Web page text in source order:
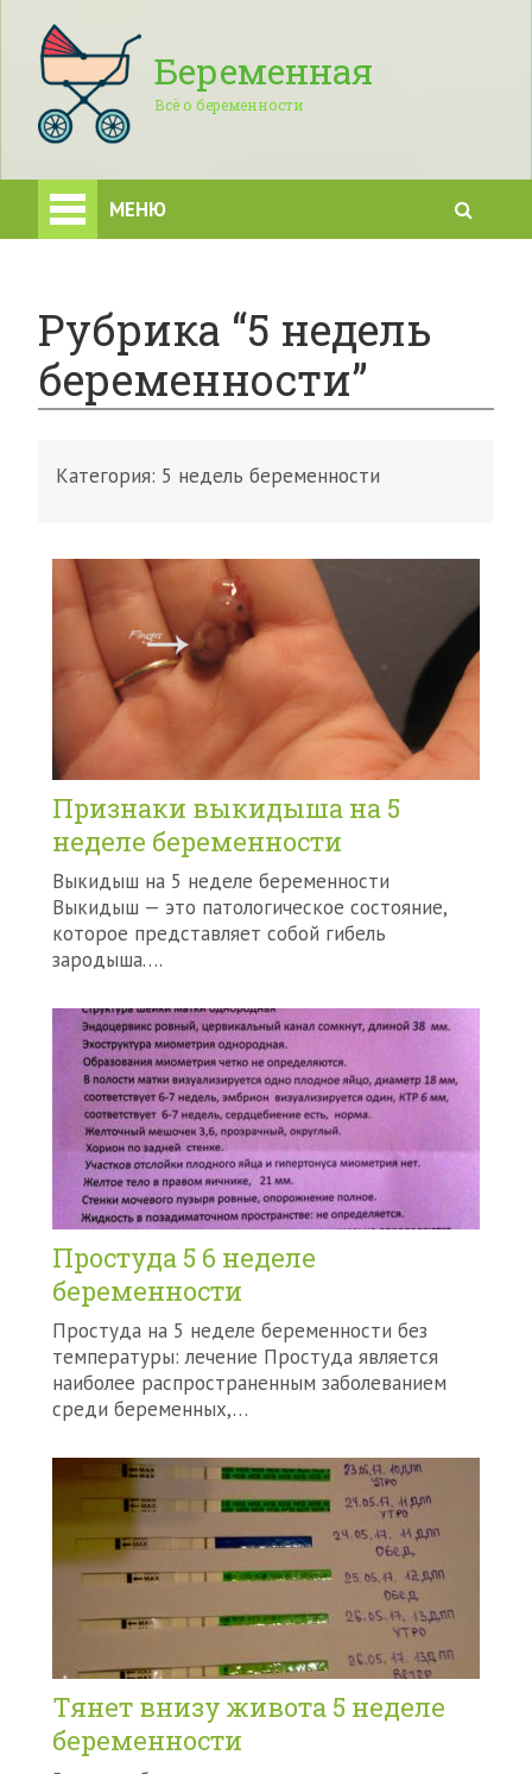
Беременная
Всё о беременности
МЕНЮ
Рубрика “5 недель
беременности”
Категория: 5 недель беременности
Признаки выкидыша на 5
неделе беременности
Выкидыш на 5 неделе беременности
Выкидыш — это патологическое состояние,
которое представляет собой гибель
зародыша….
Простуда 5 6 неделе
беременности
Простуда на 5 неделе беременности без
температуры: лечение Простуда является
наиболее распространенным заболеванием
среди беременных,…
Тянет внизу живота 5 неделе
беременности